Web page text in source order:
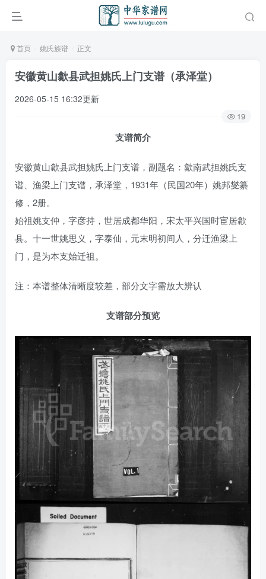
首页 姚氏族谱 正文
安徽黄山歙县武担姚氏上门支谱（承泽堂）
2026-05-15 16:32更新
19
支谱简介
安徽黄山歙县武担姚氏上门支谱，副题名：歙南武担姚氏支
谱、渔梁上门支谱，承泽堂，1931年（民国20年）姚邦燮纂
修，2册。
始祖姚支仲，字彦持，世居成都华阳，宋太平兴国时宦居歙
县。十一世姚思义，字泰仙，元末明初间人，分迁渔梁上
门，是为本支始迁祖。
注：本谱整体清晰度较差，部分文字需放大辨认
支谱部分预览